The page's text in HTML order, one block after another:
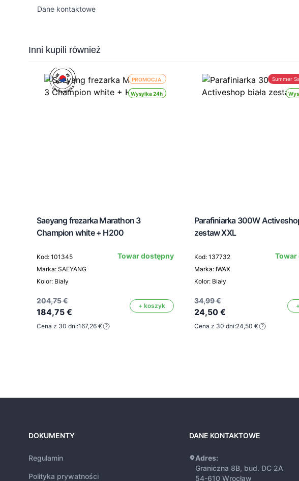
Dane kontaktowe
Press to skip carousel
Inni kupili również
PROMOCJA
Wysyłka 24h
Saeyang frezarka Marathon 3
Champion white + H200
Kod: 101345
Marka: SAEYANG
Kolor: Biały
Towar dostępny
204,75 €
184,75 €
+ koszyk
Cena z 30 dni:167,26 €
Summer
Parafiniarka 300W
zestaw XXL
Kod: 137732
Marka: IWAX
Kolor: Biały
Towar
34,99 €
24,50 €
Cena z 30 dni:24,50 €
DOKUMENTY
Regulamin
Polityka prywatności
DANE KONTAKTOWE
Adres:
Graniczna 8B, bud. DC 2A
54-610 Wrocław